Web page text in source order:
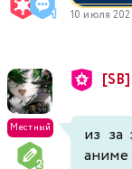
10 июля
Местный
[SB]
из за
аниме